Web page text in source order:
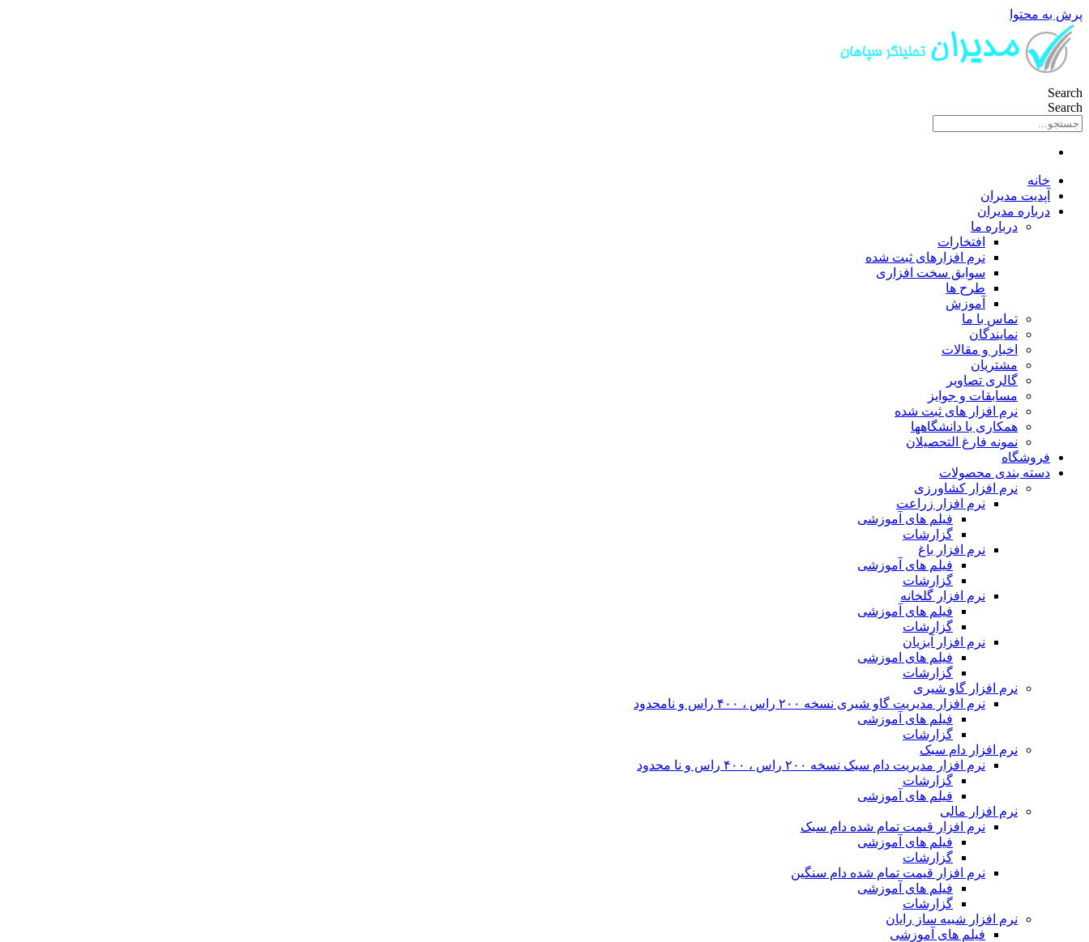
پرش به محتوا
Search
Search
خانه
آپدیت مدیران
درباره مدیران
درباره ما
افتخارات
نرم افزارهای ثبت شده
سوابق سخت افزاری
طرح ها
آموزش
تماس با ما
نمایندگان
اخبار و مقالات
مشتریان
گالری تصاویر
مسابقات و جوایز
نرم افزار های ثبت شده
همکاری با دانشگاهها
نمونه فارغ التحصیلان
فروشگاه
دسته بندی محصولات
نرم افزار کشاورزی
نرم افزار زراعت
فیلم های آموزشی
گزارشات
نرم افزار باغ
فیلم های آموزشی
گزارشات
نرم افزار گلخانه
فیلم های آموزشی
گزارشات
نرم افزار آبزیان
فیلم های اموزشی
گزارشات
نرم افزار گاو شیری
نرم افزار مدیریت گاو شیری نسخه ۲۰۰ راس ، ۴۰۰ راس و نامحدود
فیلم های آموزشی
گزارشات
نرم افزار دام سبک
نرم افزار مدیریت دام سبک نسخه ۲۰۰ راس ، ۴۰۰ راس و نا محدود
گزارشات
فیلم های آموزشی
نرم افزار مالی
نرم افزار قیمت تمام شده دام سبک
فیلم های آموزشی
گزارشات
نرم افزار قیمت تمام شده دام سنگین
فیلم های آموزشی
گزارشات
نرم افزار شبیه ساز رایان
فیلم های آموزشی